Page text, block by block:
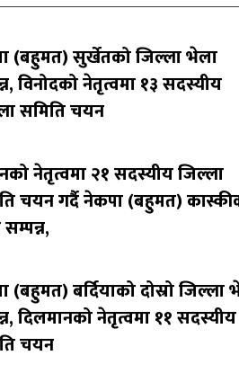
(बहुमत) सुर्खेतको जिल्ला भेला
विनोदको नेतृत्वमा १३ सदस्यीय
समिति चयन
नेतृत्वमा २१ सदस्यीय जिल्ला
चयन गर्दै नेकपा (बहुमत)
(बहुमत) बर्दियाको दोस्रो जिल्ला
दिलमानको नेतृत्वमा ११ सदस्यीय
चयन